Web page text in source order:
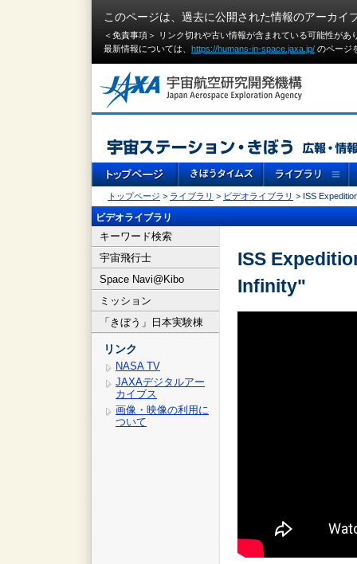
このページは、過去に公開された情報のアーカイ
＜免責事項＞ リンク切れや古い情報が含まれている可能性が
最新情報については、 https://humans-in-space.jaxa.jp/ のページ
トップページ > ライブラリ > ビデオライブラリ > ISS
ビデオライブラリ
キーワード検索
宇宙飛行士
Space Navi@Kibo
ミッション
「きぼう」日本実験棟
リンク
NASA TV
JAXAデジタルアー
カイブス
画像・映像の利用に
ついて
ISS
Infinity"